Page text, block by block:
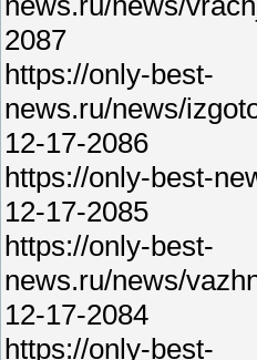
2087
https://only-best-
news.ru/news/
12-17-2086
https://only-best-
12-17-2085
https://only-best-
news.ru/news/
12-17-2084
https://only-best-